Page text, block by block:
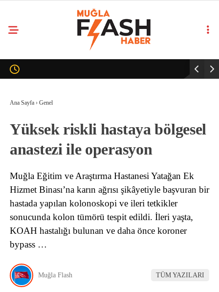
Ana Sayfa › Genel
Yüksek riskli hastaya bölgesel
anastezi ile operasyon
Muğla Eğitim ve Araştırma Hastanesi Yatağan Ek
Hizmet Binası’na karın ağrısı şikâyetiyle başvuran bir
hastada yapılan kolonoskopi ve ileri tetkikler
sonucunda kolon tümörü tespit edildi. İleri yaşta,
KOAH hastalığı bulunan ve daha önce koroner
bypass …
Muğla Flash TÜM YAZILARI